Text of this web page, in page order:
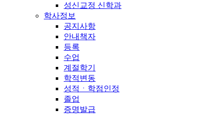
성신교정 신학과
학사정보
공지사항
안내책자
등록
수업
계절학기
학적변동
성적ㆍ학점인정
졸업
증명발급